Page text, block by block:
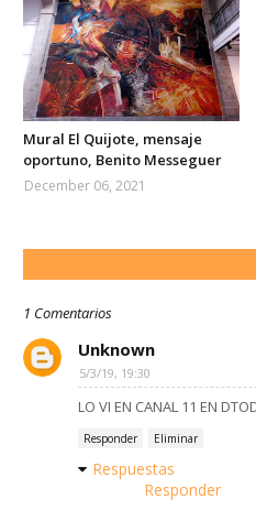
Mural El Quijote, mensaje
oportuno, Benito Messeguer
December 06, 2021
1 Comentarios
Unknown
5/3/19, 19:30
LO VI EN CANAL 11 EN
Responder Eliminar
Respuestas
Responder